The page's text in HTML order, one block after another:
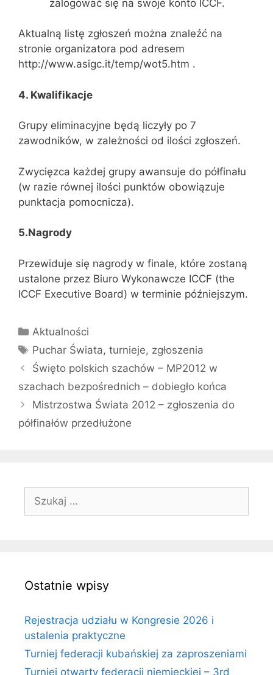
zalogować się na swoje konto ICCF.
Aktualną listę zgłoszeń można znaleźć na
stronie organizatora pod adresem
http://www.asigc.it/temp/wot5.htm .
4. Kwalifikacje
Grupy eliminacyjne będą liczyły po 7
zawodników, w zależności od ilości zgłoszeń.
Zwycięzca każdej grupy awansuje do półfinału
(w razie równej ilości punktów obowiązuje
punktacja pomocnicza).
5.Nagrody
Przewiduje się nagrody w finale, które zostaną
ustalone przez Biuro Wykonawcze ICCF (the
ICCF Executive Board) w terminie późniejszym.
Kategorie
Aktualności
Tagi
Puchar Świata,turnieje, zgłoszenia
Święto polskich szachów – MP2012 w
szachach bezpośrednich – dobiegło końca
Mistrzostwa Świata 2012 – zgłoszenia do
półfinałów przedłużone
Ostatnie wpisy
Rejestracja udziału w Kongresie 2026 i
ustalenia praktyczne
Turniej federacji kubańskiej za zaproszeniami
Turniej otwarty federacji niemieckiej – 3rd